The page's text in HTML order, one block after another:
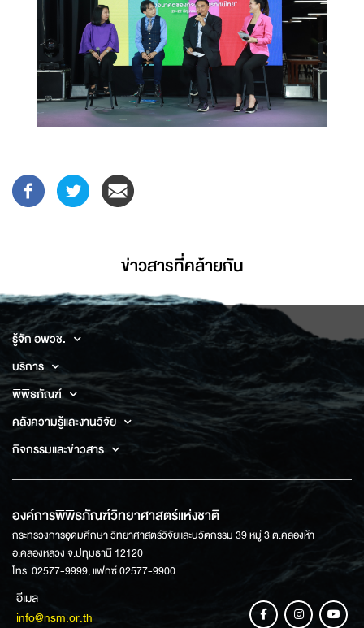
ข่าวสารที่่คล้ายกัน
รู้จัก อพวช.
บริการ
พิพิธภัณฑ์
คลังความรู้และงานวิจัย
กิจกรรมและข่าวสาร
องค์การพิพิธภัณฑ์วิทยาศาสตร์แห่งชาติ
กระทรวงการอุดมศึกษา วิทยาศาสตร์วิจัยและนวัตกรรม 39 หมู่ 3 ต.คลองห้า
อ.คลองหลวง จ.ปทุมธานี 12120
โทร: 02577-9999, แฟกซ์ 02577-9900
อีเมล
info@nsm.or.th